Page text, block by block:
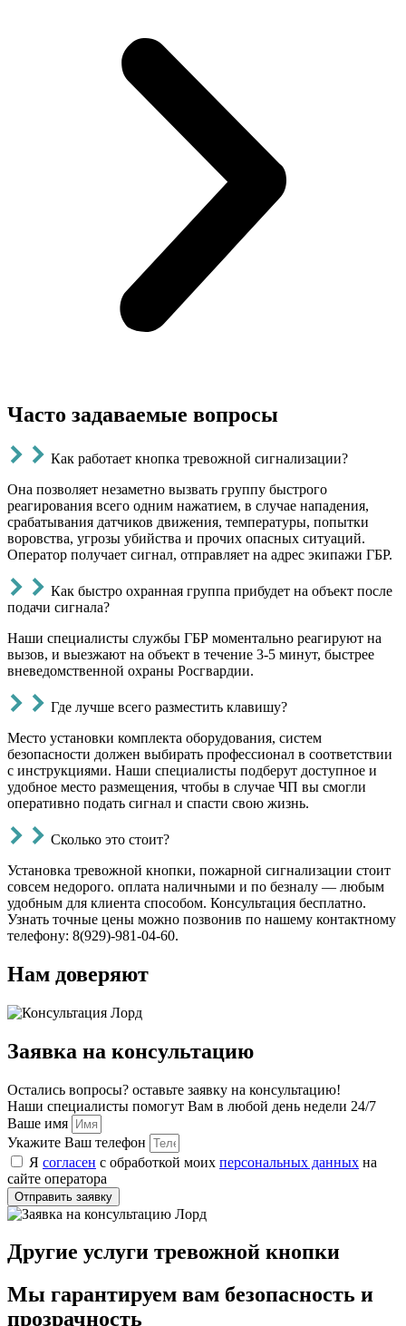
Часто задаваемые вопросы
Как работает кнопка тревожной сигнализации?
Она позволяет незаметно вызвать группу быстрого
реагирования всего одним нажатием, в случае нападения,
срабатывания датчиков движения, температуры, попытки
воровства, угрозы убийства и прочих опасных ситуаций.
Оператор получает сигнал, отправляет на адрес экипажи ГБР.
Как быстро охранная группа прибудет на объект после
подачи сигнала?
Наши специалисты службы ГБР моментально реагируют на
вызов, и выезжают на объект в течение 3-5 минут, быстрее
вневедомственной охраны Росгвардии.
Где лучше всего разместить клавишу?
Место установки комплекта оборудования, систем
безопасности должен выбирать профессионал в соответствии
с инструкциями. Наши специалисты подберут доступное и
удобное место размещения, чтобы в случае ЧП вы смогли
оперативно подать сигнал и спасти свою жизнь.
Сколько это стоит?
Установка тревожной кнопки, пожарной сигнализации стоит
совсем недорого. оплата наличными и по безналу — любым
удобным для клиента способом. Консультация бесплатно.
Узнать точные цены можно позвонив по нашему контактному
телефону: 8(929)-981-04-60.
Нам доверяют
Заявка на консультацию
Остались вопросы? оставьте заявку на консультацию!
Наши специалисты помогут Вам в любой день недели 24/7
Ваше имя
Укажите Ваш телефон
Я согласен с обработкой моих персональных данных на
сайте оператора
Отправить заявку
Другие услуги тревожной кнопки
Мы гарантируем вам безопасность и
прозрачность